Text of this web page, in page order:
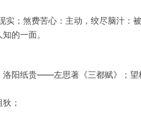
实；煞费苦心：主动，绞尽脑汁：被
的一面。
阳纸贵——左思著《三都赋》；
；